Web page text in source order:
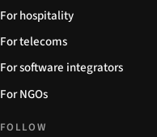
For hospitality
For telecoms
For software integrators
For NGOs
FOLLOW